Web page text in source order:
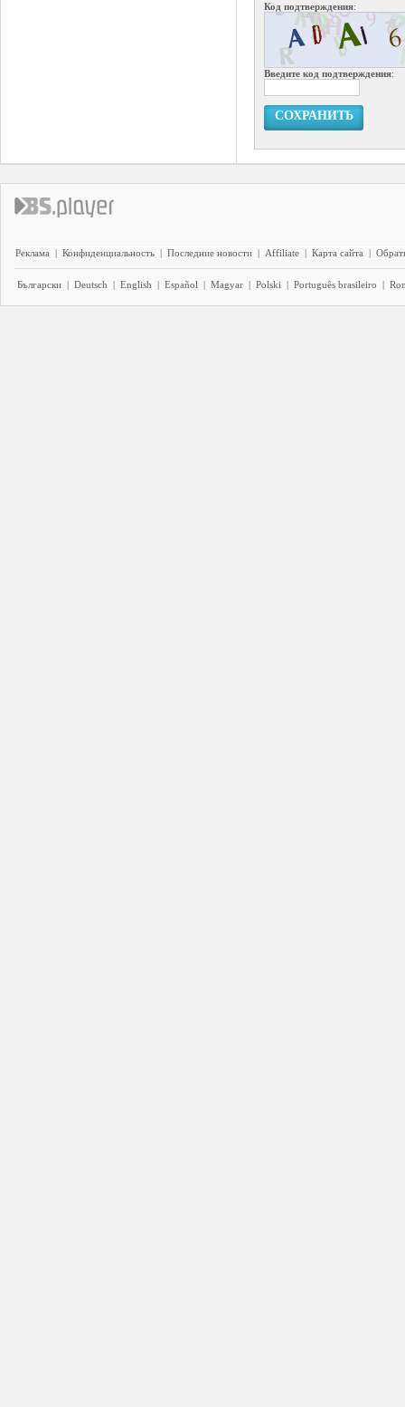
Код подтверждения:
Введите код подтверждения:
СОХРАНИТЬ
Реклама | Конфиденциальность | Последние новости | Affiliate | Карта сайта |
Български | Deutsch | English | Español | Magyar | Polski | Português brasileiro |